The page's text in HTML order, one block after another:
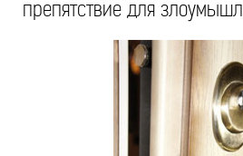
препятствие для